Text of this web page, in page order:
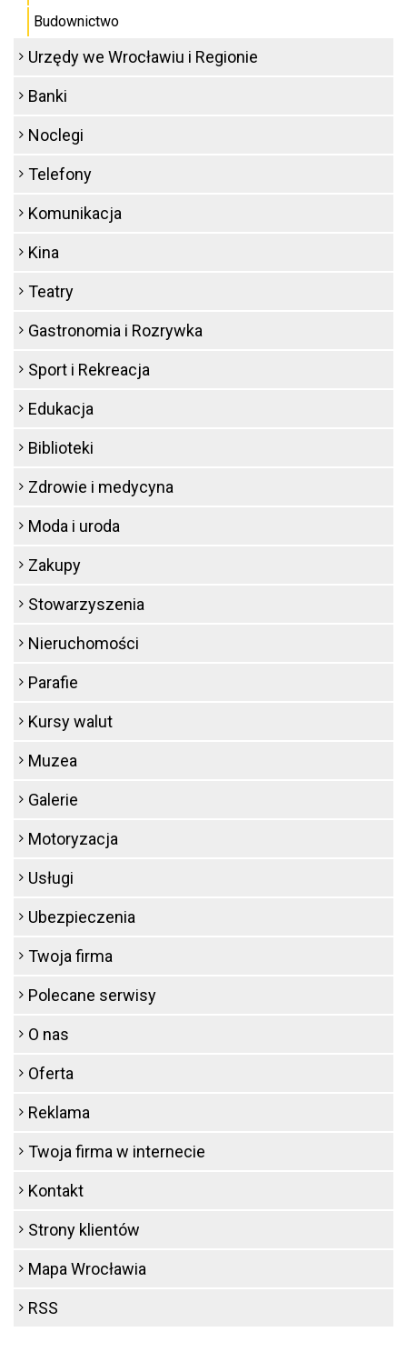
Budownictwo
Urzędy we Wrocławiu i Regionie
Banki
Noclegi
Telefony
Komunikacja
Kina
Teatry
Gastronomia i Rozrywka
Sport i Rekreacja
Edukacja
Biblioteki
Zdrowie i medycyna
Moda i uroda
Zakupy
Stowarzyszenia
Nieruchomości
Parafie
Kursy walut
Muzea
Galerie
Motoryzacja
Usługi
Ubezpieczenia
Twoja firma
Polecane serwisy
O nas
Oferta
Reklama
Twoja firma w internecie
Kontakt
Strony klientów
Mapa Wrocławia
RSS